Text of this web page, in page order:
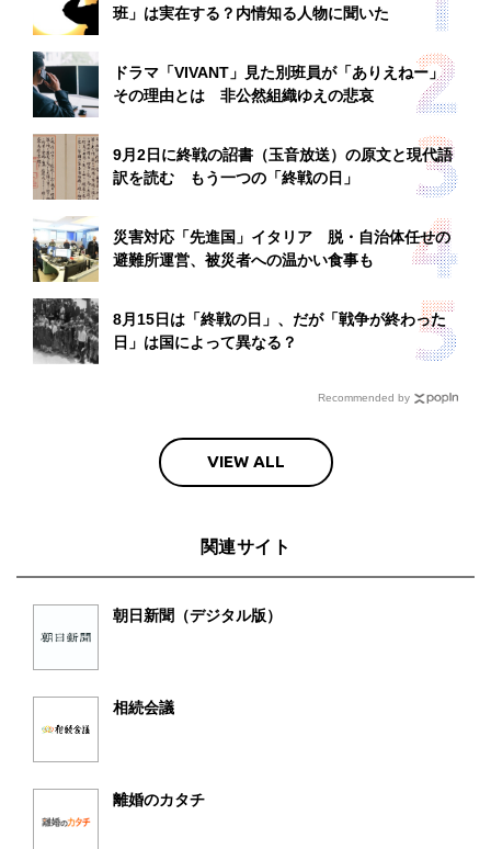
班」は実在する？内情知る人物に聞いた
ドラマ「VIVANT」見た別班員が「ありえねー」
その理由とは 非公然組織ゆえの悲哀
9月2日に終戦の詔書（玉音放送）の原文と現代語
訳を読む もう一つの「終戦の日」
災害対応「先進国」イタリア 脱・自治体任せの
避難所運営、被災者への温かい食事も
8月15日は「終戦の日」、だが「戦争が終わった
日」は国によって異なる？
Recommended by
VIEW ALL
関連サイト
朝日新聞（デジタル版）
相続会議
離婚のカタチ